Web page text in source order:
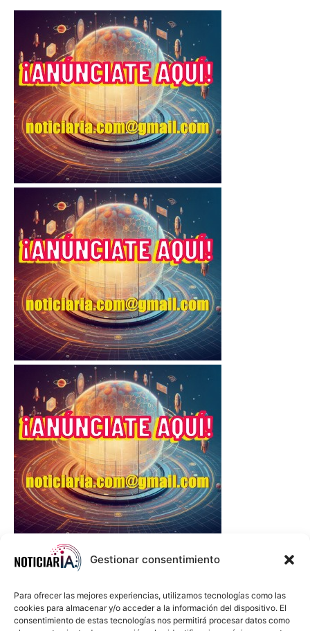
Gestionar consentimiento
Para ofrecer las mejores experiencias, utilizamos tecnologías como las
cookies para almacenar y/o acceder a la información del dispositivo. El
consentimiento de estas tecnologías nos permitirá procesar datos como